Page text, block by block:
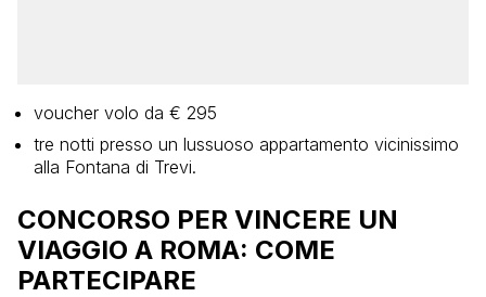
voucher volo da € 295
tre notti presso un lussuoso appartamento vicinissimo
alla Fontana di Trevi.
CONCORSO PER VINCERE UN
VIAGGIO A ROMA: COME
PARTECIPARE